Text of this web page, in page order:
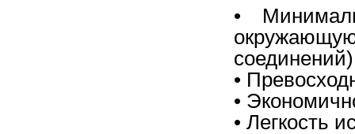
•
соединений)
•
•
• Легкость